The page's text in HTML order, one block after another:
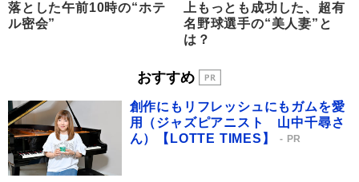
落とした午前10時の“ホテ
ル密会”
上もっとも成功した、超有
名野球選手の“美人妻”と
は？
おすすめ
創作にもリフレッシュにもガムを愛
用（ジャズピアニスト 山中千尋さ
ん）【LOTTE TIMES】
PR